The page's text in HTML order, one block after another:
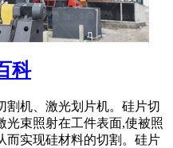
科
割机、激光划片机。硅片切
光束照射在工件表面,使被照
而实现硅材料的切割。硅片